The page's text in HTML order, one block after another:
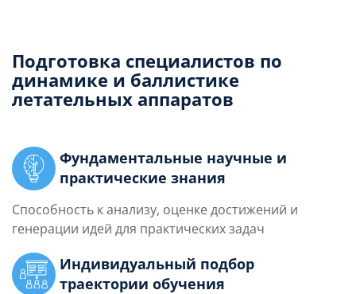
Подготовка специалистов по
динамике и баллистике
летательных аппаратов
Фундаментальные научные и
практические знания
Способность к анализу, оценке достижений и
генерации идей для практических задач
Индивидуальный подбор
траектории обучения